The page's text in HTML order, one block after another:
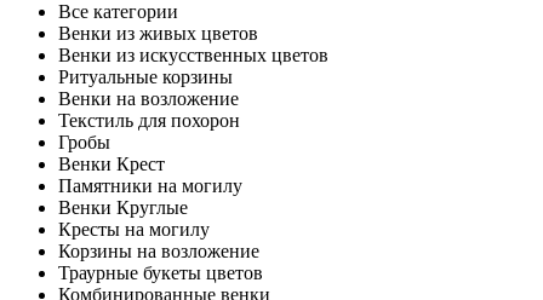
Все категории
Венки из живых цветов
Венки из искусственных цветов
Ритуальные корзины
Венки на возложение
Текстиль для похорон
Гробы
Венки Крест
Памятники на могилу
Венки Круглые
Кресты на могилу
Корзины на возложение
Траурные букеты цветов
Комбинированные венки